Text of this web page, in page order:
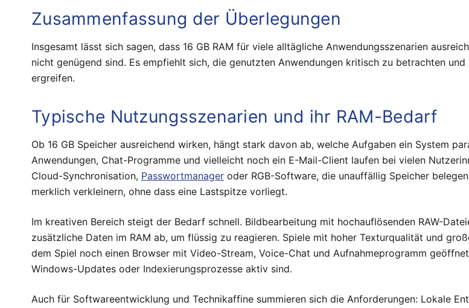
Zusammenfassung der Überlegungen
Insgesamt lässt sich sagen, dass 16 GB RAM für viele alltägliche Anwendungsszenarien
nicht genügend sind. Es empfiehlt sich, die genutzten Anwendungen kritisch zu betrachten
ergreifen.
Typische Nutzungsszenarien und ihr RAM-Bedarf
Ob 16 GB Speicher ausreichend wirken, hängt stark davon ab, welche Aufgaben ein System
Anwendungen, Chat-Programme und vielleicht noch ein E-Mail-Client laufen bei vielen
Cloud-Synchronisation, Passwortmanager oder RGB-Software, die unauffällig Speicher
merklich verkleinern, ohne dass eine Lastspitze vorliegt.
Im kreativen Bereich steigt der Bedarf schnell. Bildbearbeitung mit hochauflösenden RAW-
zusätzliche Daten im RAM ab, um flüssig zu reagieren. Spiele mit hoher Texturqualität und
dem Spiel noch einen Browser mit Video-Stream, Voice-Chat und Aufnahmeprogramm
Windows-Updates oder Indexierungsprozesse aktiv sind.
Auch für Softwareentwicklung und Technikaffine summieren sich die Anforderungen: Lokale